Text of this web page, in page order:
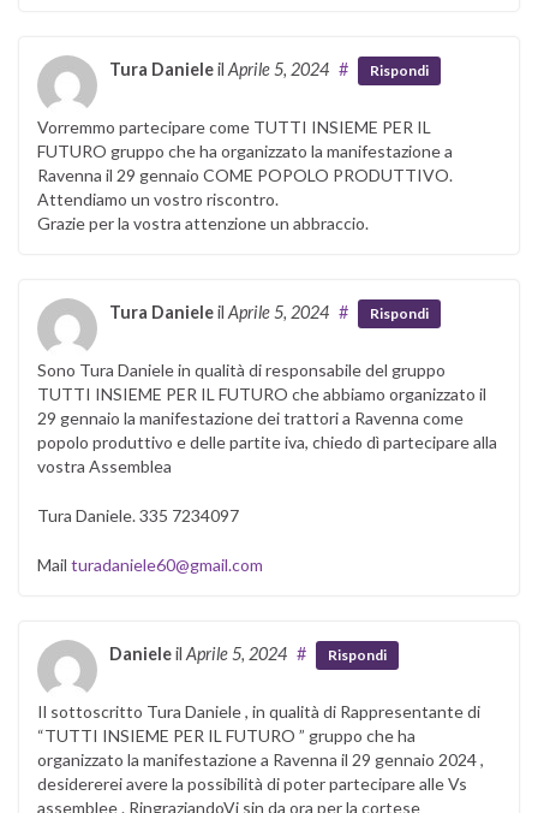
Tura Danieleil Aprile 5, 2024 # Rispondi
Vorremmo partecipare come TUTTI INSIEME PER IL
FUTURO gruppo che ha organizzato la manifestazione a
Ravenna il 29 gennaio COME POPOLO PRODUTTIVO.
Attendiamo un vostro riscontro.
Grazie per la vostra attenzione un abbraccio.
Tura Danieleil Aprile 5, 2024 # Rispondi
Sono Tura Daniele in qualità di responsabile del gruppo
TUTTI INSIEME PER IL FUTURO che abbiamo organizzato il
29 gennaio la manifestazione dei trattori a Ravenna come
popolo produttivo e delle partite iva, chiedo dì partecipare alla
vostra Assemblea
Tura Daniele. 335 7234097
Mail turadaniele60@gmail.com
Danieleil Aprile 5, 2024 # Rispondi
Il sottoscritto Tura Daniele , in qualità di Rappresentante di
“TUTTI INSIEME PER IL FUTURO ” gruppo che ha
organizzato la manifestazione a Ravenna il 29 gennaio 2024 ,
desidererei avere la possibilità di poter partecipare alle Vs
assemblee . RingraziandoVi sin da ora per la cortese